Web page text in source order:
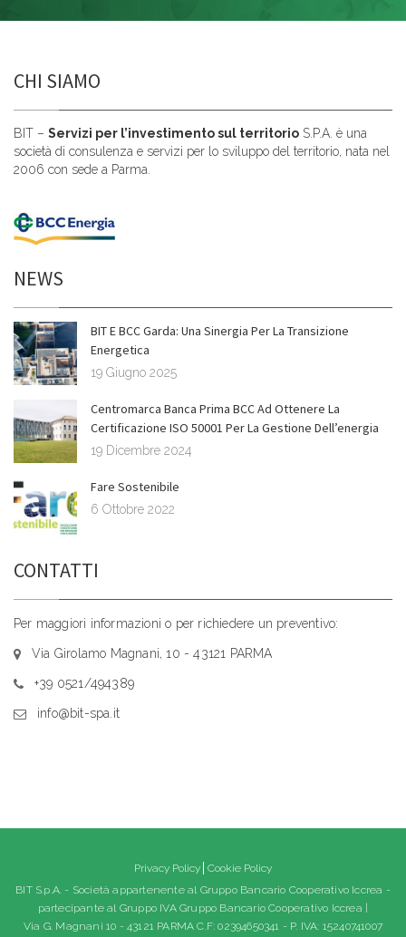
CHI SIAMO
BIT – Servizi per l’investimento sul territorio S.P.A. è una
società di consulenza e servizi per lo sviluppo del territorio, nata nel
2006 con sede a Parma.
NEWS
BIT E BCC Garda: Una Sinergia Per La Transizione
Energetica
19 Giugno 2025
Centromarca Banca Prima BCC Ad Ottenere La
Certificazione ISO 50001 Per La Gestione Dell’energia
19 Dicembre 2024
Fare Sostenibile
6 Ottobre 2022
CONTATTI
Per maggiori informazioni o per richiedere un preventivo:
Via Girolamo Magnani, 10 - 43121 PARMA
+39 0521/494389
info@bit-spa.it
Privacy Policy Cookie Policy
BIT S.p.A. - Società appartenente al Gruppo Bancario Cooperativo Iccrea -
partecipante al Gruppo IVA Gruppo Bancario Cooperativo Iccrea |
Via G. Magnani 10 - 43121 PARMA C.F: 02394650341 - P. IVA: 15240741007